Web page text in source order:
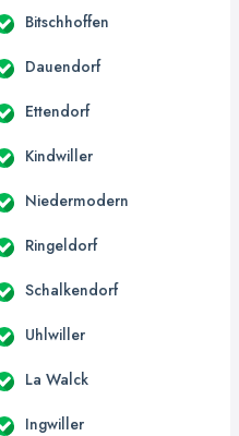
Bitschhoffen
Dauendorf
Ettendorf
Kindwiller
Niedermodern
Ringeldorf
Schalkendorf
Uhlwiller
La Walck
Ingwiller